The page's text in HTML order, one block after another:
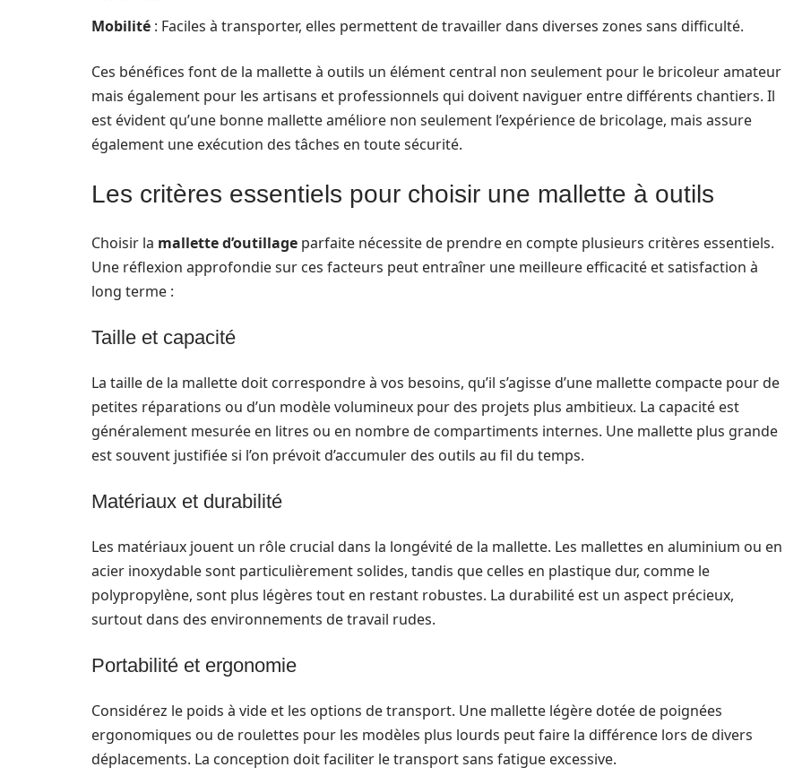
Mobilité : Faciles à transporter, elles permettent de travailler dans diverses zones sans difficulté.
Ces bénéfices font de la mallette à outils un élément central non seulement pour le bricoleur amateur
mais également pour les artisans et professionnels qui doivent naviguer entre différents chantiers. Il
est évident qu’une bonne mallette améliore non seulement l’expérience de bricolage, mais assure
également une exécution des tâches en toute sécurité.
Les critères essentiels pour choisir une mallette à outils
Choisir la mallette d’outillage parfaite nécessite de prendre en compte plusieurs critères essentiels.
Une réflexion approfondie sur ces facteurs peut entraîner une meilleure efficacité et satisfaction à
long terme :
Taille et capacité
La taille de la mallette doit correspondre à vos besoins, qu’il s’agisse d’une mallette compacte pour de
petites réparations ou d’un modèle volumineux pour des projets plus ambitieux. La capacité est
généralement mesurée en litres ou en nombre de compartiments internes. Une mallette plus grande
est souvent justifiée si l’on prévoit d’accumuler des outils au fil du temps.
Matériaux et durabilité
Les matériaux jouent un rôle crucial dans la longévité de la mallette. Les mallettes en aluminium ou en
acier inoxydable sont particulièrement solides, tandis que celles en plastique dur, comme le
polypropylène, sont plus légères tout en restant robustes. La durabilité est un aspect précieux,
surtout dans des environnements de travail rudes.
Portabilité et ergonomie
Considérez le poids à vide et les options de transport. Une mallette légère dotée de poignées
ergonomiques ou de roulettes pour les modèles plus lourds peut faire la différence lors de divers
déplacements. La conception doit faciliter le transport sans fatigue excessive.